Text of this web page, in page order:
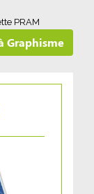
PRAM
Graphisme